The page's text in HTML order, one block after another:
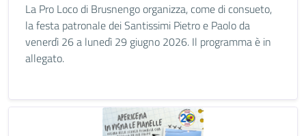
La Pro Loco di Brusnengo organizza, come di consueto,
la festa patronale dei Santissimi Pietro e Paolo da
venerdì 26 a lunedì 29 giugno 2026. Il programma è in
allegato.